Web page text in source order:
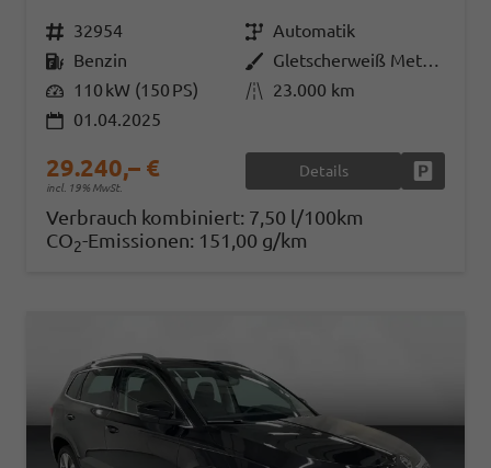
Fahrzeugnr. 32954 GetriebeAutomatik
Kraftstoff Benzin Außenfarbe
Gletscherweiß Metallic
Leistung 110 kW (150 PS) Kilometerstand 23.000 km
01.04.2025
29.240,– €
incl. 19% MwSt.
Details
Verbrauch kombiniert: 7,50 l/100km
CO2-Emissionen: 151,00 g/km